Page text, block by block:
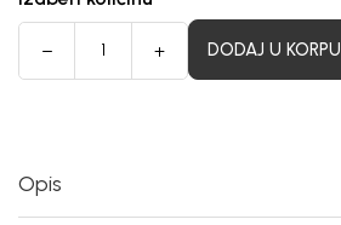
DODAJ U KORPU
Opis